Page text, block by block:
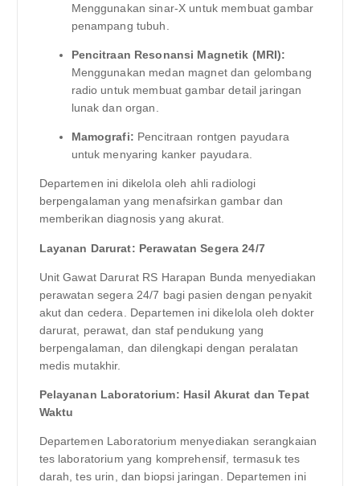
Menggunakan sinar-X untuk membuat gambar
penampang tubuh.
Pencitraan Resonansi Magnetik (MRI):
Menggunakan medan magnet dan gelombang
radio untuk membuat gambar detail jaringan
lunak dan organ.
Mamografi: Pencitraan rontgen payudara
untuk menyaring kanker payudara.
Departemen ini dikelola oleh ahli radiologi
berpengalaman yang menafsirkan gambar dan
memberikan diagnosis yang akurat.
Layanan Darurat: Perawatan Segera 24/7
Unit Gawat Darurat RS Harapan Bunda menyediakan
perawatan segera 24/7 bagi pasien dengan penyakit
akut dan cedera. Departemen ini dikelola oleh dokter
darurat, perawat, dan staf pendukung yang
berpengalaman, dan dilengkapi dengan peralatan
medis mutakhir.
Pelayanan Laboratorium: Hasil Akurat dan Tepat
Waktu
Departemen Laboratorium menyediakan serangkaian
tes laboratorium yang komprehensif, termasuk tes
darah, tes urin, dan biopsi jaringan. Departemen ini